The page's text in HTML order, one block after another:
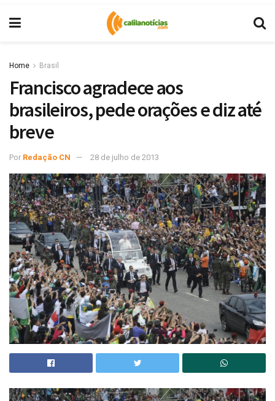
Home Brasil
Francisco agradece aos
brasileiros, pede orações e diz até
breve
Por Redação CN 28 de julho de 2013